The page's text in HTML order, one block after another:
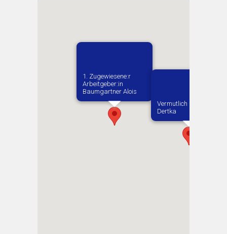
Vermutlich geboren in
Dertka
1. Zugewiesene:r
Arbeitgeber:in​
Baumgartner Alois